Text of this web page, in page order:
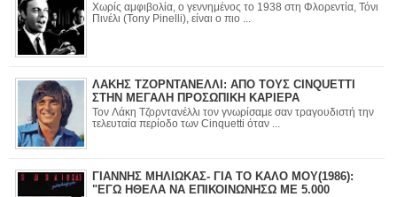
Χωρίς αμφιβολία, ο γεννημένος το 1938 στη Φλορεντία, Τόνι
Πινέλι (Tony Pinelli), είναι ο πιο ...
ΛΑΚΗΣ ΤΖΟΡΝΤΑΝΕΛΛΙ: ΑΠΟ ΤΟΥΣ CINQUETTI
ΣΤΗΝ ΜΕΓΑΛΗ ΠΡΟΣΩΠΙΚΗ ΚΑΡΙΕΡΑ
Τον Λάκη Τζορντανέλλι τον γνωρίσαμε σαν τραγουδιστή την
τελευταία περίοδο των Cinquetti όταν ...
ΓΙΑΝΝΗΣ ΜΗΛΙΩΚΑΣ- ΓΙΑ ΤΟ ΚΑΛΟ ΜΟΥ(1986):
"ΕΓΩ ΗΘΕΛΑ ΝΑ ΕΠΙΚΟΙΝΩΝΗΣΩ ΜΕ 5.000